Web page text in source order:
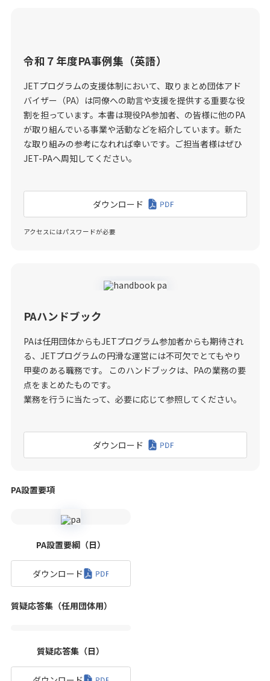
令和７年度PA事例集（英語）
JETプログラムの支援体制において、取りまとめ団体アド
バイザー（PA）は同僚への助言や支援を提供する重要な役
割を担っています。本書は現役PA参加者、の皆様に他のPA
が取り組んでいる事業や活動などを紹介しています。新た
な取り組みの参考になれれば幸いです。ご担当者様はぜひ
JET-PAへ周知してください。
ダウンロード
アクセスにはパスワードが必要
PAハンドブック
PAは任用団体からもJETプログラム参加者からも期待され
る、JETプログラムの円滑な運営には不可欠でとてもやり
甲斐のある職務です。 このハンドブックは、PAの業務の要
点をまとめたものです。
業務を行うに当たって、必要に応じて参照してください。
ダウンロード
PA設置要項
PA設置要綱（日）
ダウンロード
質疑応答集（任用団体用）
質疑応答集（日）